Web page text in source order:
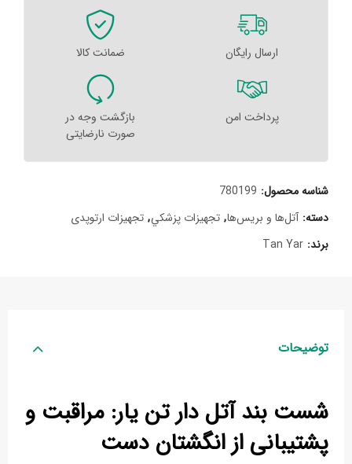
ارسال رایگان ضمانت کالا
پرداخت امن
بازگشت وجه در
صورت نارضایتی
شناسه محصول: 780199
دسته: آتل‌ها و بریس‌ها, تجهيزات پزشکي, تجهیزات ارتوپدی
برند: Tan Yar
توضیحات
شست بند آتل دار تن یار: مراقبت و
پشتیبانی از انگشتان دست